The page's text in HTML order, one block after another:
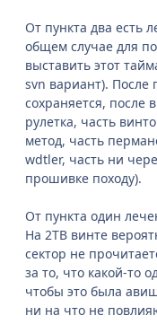
От пункта два есть
общем случае для
выставить этот
svn вариант). После
сохраняется, после
рулетка, часть
метод, часть
wdtler, часть ни
прошивке походу).
От пункта один
На 2TB винте
сектор не
за то, что какой-то
чтобы это была
ни на что не